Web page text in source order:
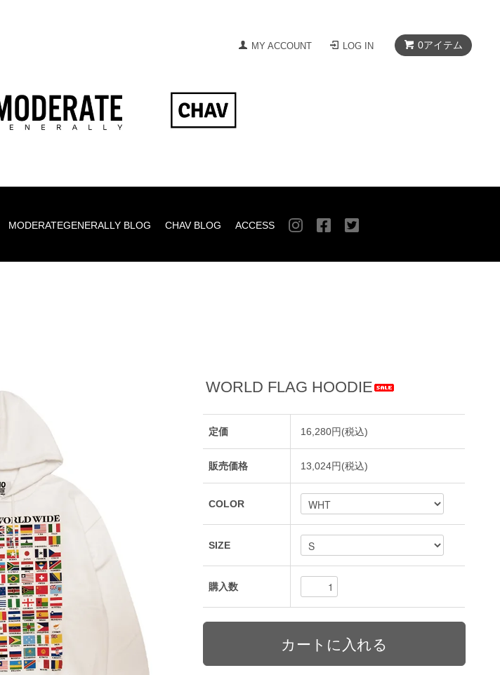
0アイテム
MY ACCOUNT LOG IN
MODERATEGENERALLY BLOG CHAV BLOG ACCESS
WORLD FLAG HOODIE
定価 16,280円(税込)
販売価格 13,024円(税込)
COLOR
SIZE
購入数